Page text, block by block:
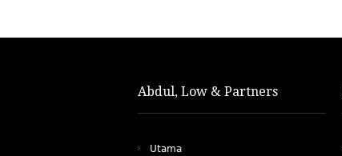
Abdul, Low & Partners
Utama